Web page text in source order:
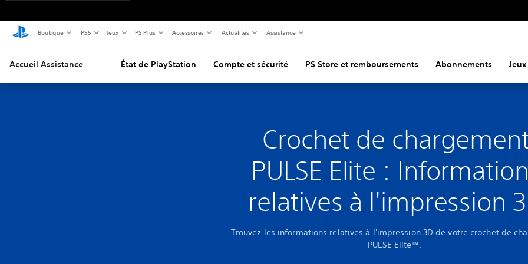
Boutique PS5 Jeux PS Plus Accessoires Actualités Assistance
Accueil Assistance État de PlayStation Compte et sécurité PS Store et remboursements Abonnements Jeux
Crochet de
PULSE Elite :
relatives à l'impression
Trouvez les informations relatives à l'impression 3D de votre crochet de
PULSE Elite™.